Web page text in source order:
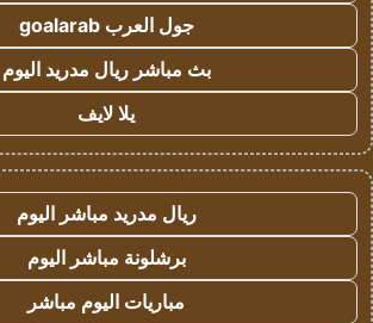
جول العرب goalarab
بث مباشر ريال مدريد اليوم
يلا لايف
ريال مدريد مباشر اليوم
برشلونة مباشر اليوم
مباريات اليوم مباشر